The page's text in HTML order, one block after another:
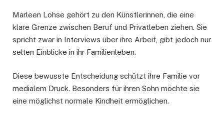
Marleen Lohse gehört zu den Künstlerinnen, die eine
klare Grenze zwischen Beruf und Privatleben ziehen. Sie
spricht zwar in Interviews über ihre Arbeit, gibt jedoch nur
selten Einblicke in ihr Familienleben.
Diese bewusste Entscheidung schützt ihre Familie vor
medialem Druck. Besonders für ihren Sohn möchte sie
eine möglichst normale Kindheit ermöglichen.